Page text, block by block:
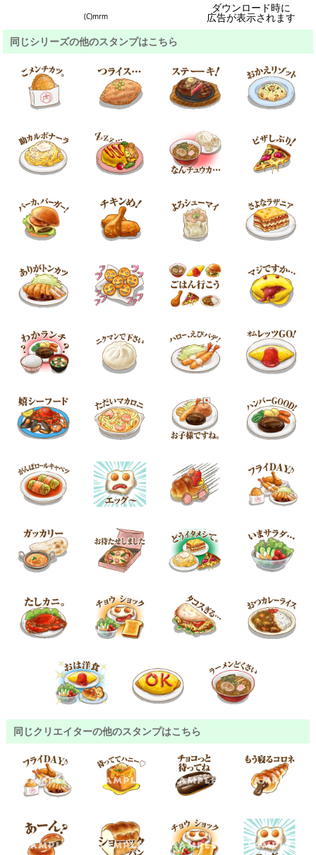
(C)mrm
ダウンロード時に
広告が表示されます
同じシリーズの他のスタンプはこちら
同じクリエイターの他のスタンプはこちら